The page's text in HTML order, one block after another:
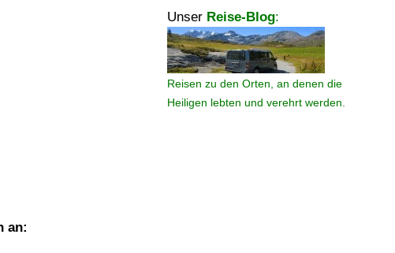
Unser Reise-Blog:
Reisen zu den Orten, an denen die
Heiligen lebten und verehrt werden.
an: